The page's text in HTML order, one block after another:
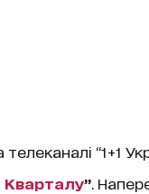
телеканалі “1+1
Кварталу”.